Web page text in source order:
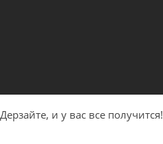
Дерзайте, и у вас все получится!